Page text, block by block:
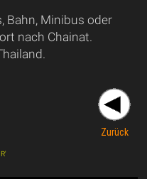
Bahn, Minibus oder
nach Chainat.
Zurück